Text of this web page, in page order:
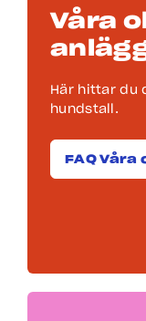
Våra
Här hittar du
hundstall.
FAQ